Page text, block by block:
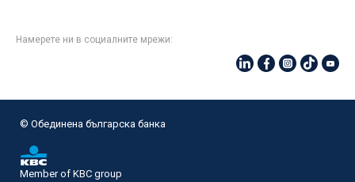
Намерете ни в социалните мрежи:
© Oбединена българска банка
Member of KBC group